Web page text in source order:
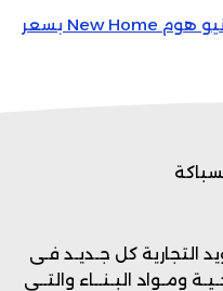
خلاط دش أتوماتيك مع سماعة نيو هوم New Home بسعر
التجارية كل جـديـد فـى
ومـواد البـنــاء والتــي